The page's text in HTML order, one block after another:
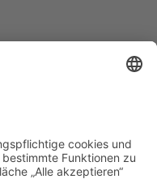
Datenschutzerklärung
Impressum